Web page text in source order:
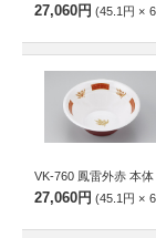
27,060円 45.1円
VK-760 鳳雷外赤 本体
27,060円 45.1円